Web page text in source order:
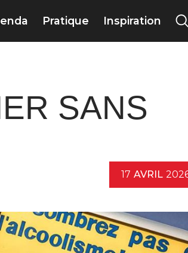
Pratique Inspiration
SANS
17 AVRIL